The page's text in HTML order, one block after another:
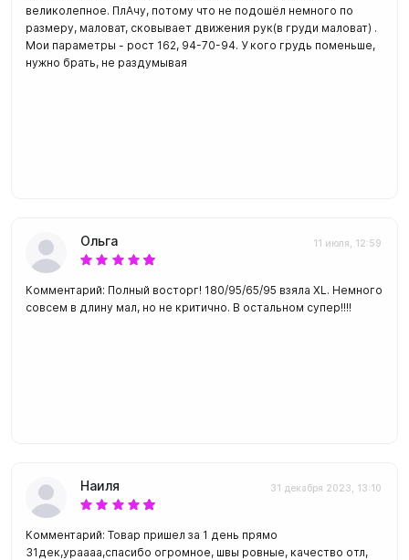
великолепное. ПлАчу, потому что не подошёл немного по
размеру, маловат, сковывает движения рук(в груди маловат) .
Мои параметры - рост 162, 94-70-94. У кого грудь поменьше,
нужно брать, не раздумывая
Ольга 11 июля, 12:59
Комментарий: Полный восторг! 180/95/65/95 взяла XL. Немного
совсем в длину мал, но не критично. В остальном супер!!!!
Наиля 31 декабря 2023, 13:10
Комментарий: Товар пришел за 1 день прямо
31дек,ураааа,спасибо огромное, швы ровные, качество отл,